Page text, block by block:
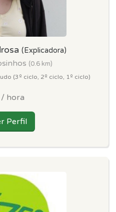
(Explicadora)
(0.6 km)
(3º ciclo, 2º ciclo, 1º ciclo)
/ hora
Perfil